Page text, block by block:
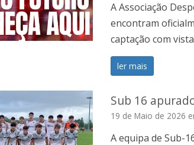
A Associação
encontram
captação com
ler mais
Sub 16
19 de Maio de 2026
A equipa de Sub-